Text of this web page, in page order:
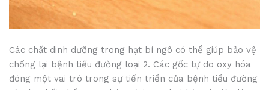
Các chất dinh dưỡng trong hạt bí ngô có thể giúp bảo vệ
chống lại bệnh tiểu đường loại 2. Các gốc tự do oxy hóa
đóng một vai trò trong sự tiến triển của bệnh tiểu đường